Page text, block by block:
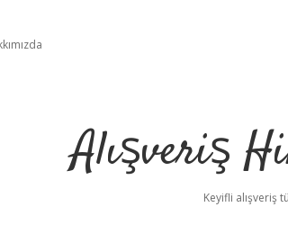
Alışveriş
Keyifli alışveriş